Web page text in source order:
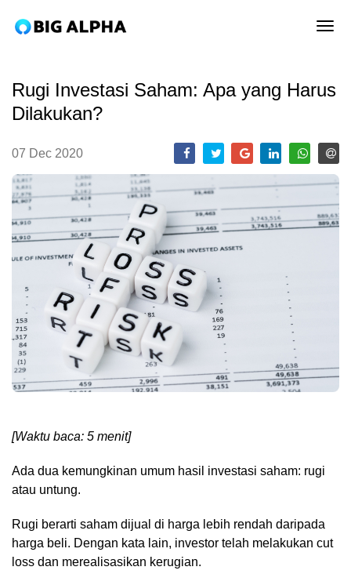
Rugi Investasi Saham: Apa yang Harus
Dilakukan?
07 Dec 2020
[Waktu baca: 5 menit]
Ada dua kemungkinan umum hasil investasi saham: rugi
atau untung.
Rugi berarti saham dijual di harga lebih rendah daripada
harga beli. Dengan kata lain, investor telah melakukan cut
loss dan merealisasikan kerugian.